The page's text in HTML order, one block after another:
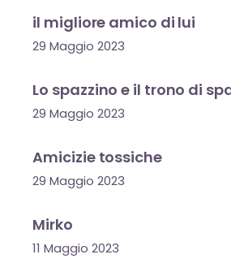
il migliore amico di lui
29 Maggio 2023
Lo spazzino e il trono di
29 Maggio 2023
Amicizie tossiche
29 Maggio 2023
Mirko
11 Maggio 2023